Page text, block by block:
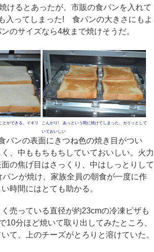
けるとあったが、市販の食パンを入れて
入ってしまった! 食パンの大きさにもよ
のサイズなら4枚まで焼けそうだ。
とができる。イギリ
こんがり! あっという間に焼けてしまった。カリッとして
いておいしい
パンの表面にきつね色の焼き目がつい
、中ももちもちしていておいしい。火力
の焦げ目はさっくり、中はしっとりして
ンが焼け、家族全員の朝食が一度に作
時間にはとても助かる。
売っている直径が約23cmの冷凍ピザも
10分ほど焼いて取り出してみたところ、
て、上のチーズがとろりと溶けていた。